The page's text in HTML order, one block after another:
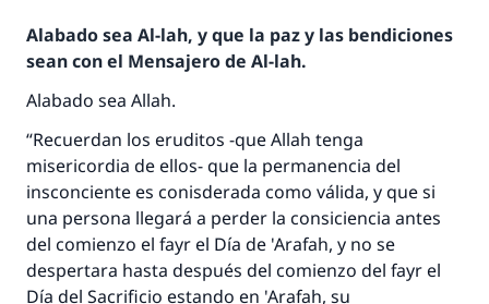
Alabado sea Al-lah, y que la paz y las bendiciones
sean con el Mensajero de Al-lah.
Alabado sea Allah.
“Recuerdan los eruditos -que Allah tenga
misericordia de ellos- que la permanencia del
insconciente es conisderada como válida, y que si
una persona llegará a perder la consiciencia antes
del comienzo el fayr el Día de 'Arafah, y no se
despertara hasta después del comienzo del fayr el
Día del Sacrificio estando en 'Arafah, su
La respuesta no. 110845 salvó un
matrimonio.
Desde la Q hasta la A, su contribución ayuda a
IslamQA.
Profeta ﷺ dijo: